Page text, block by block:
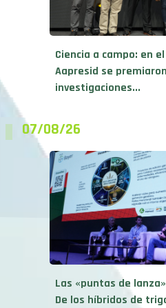
Ciencia a campo: en
Aapresid se premiaron
investigaciones...
07/08/26
Las «puntas de
De los híbridos de